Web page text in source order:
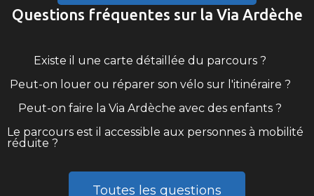
Questions fréquentes sur la Via Ardèche
Existe il une carte détaillée du parcours ?
Peut-on louer ou réparer son vélo sur l'itinéraire ?
Peut-on faire la Via Ardèche avec des enfants ?
Le parcours est il accessible aux personnes à mobilité
réduite ?
Toutes les questions